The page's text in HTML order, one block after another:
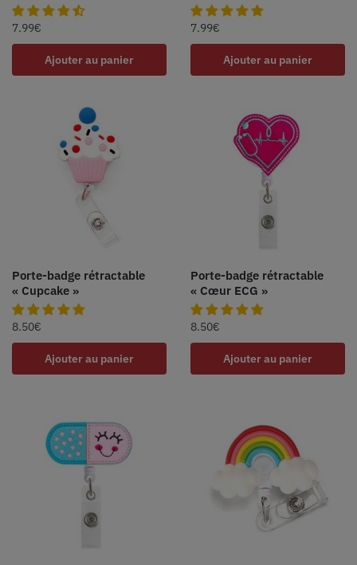
7.99€
Ajouter au panier
7.99€
Ajouter au panier
Porte-badge rétractable
« Cupcake »
8.50€
Ajouter au panier
Porte-badge rétractable
« Cœur ECG »
8.50€
Ajouter au panier